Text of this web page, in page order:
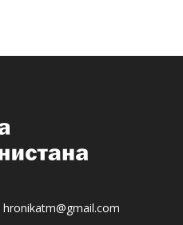
hronikatm@gmail.com